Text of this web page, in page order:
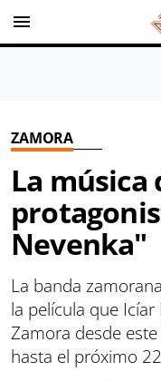
menu
ZAMORA
La música
Nevenka"
La banda
la película que
Zamora desde
hasta el próximo